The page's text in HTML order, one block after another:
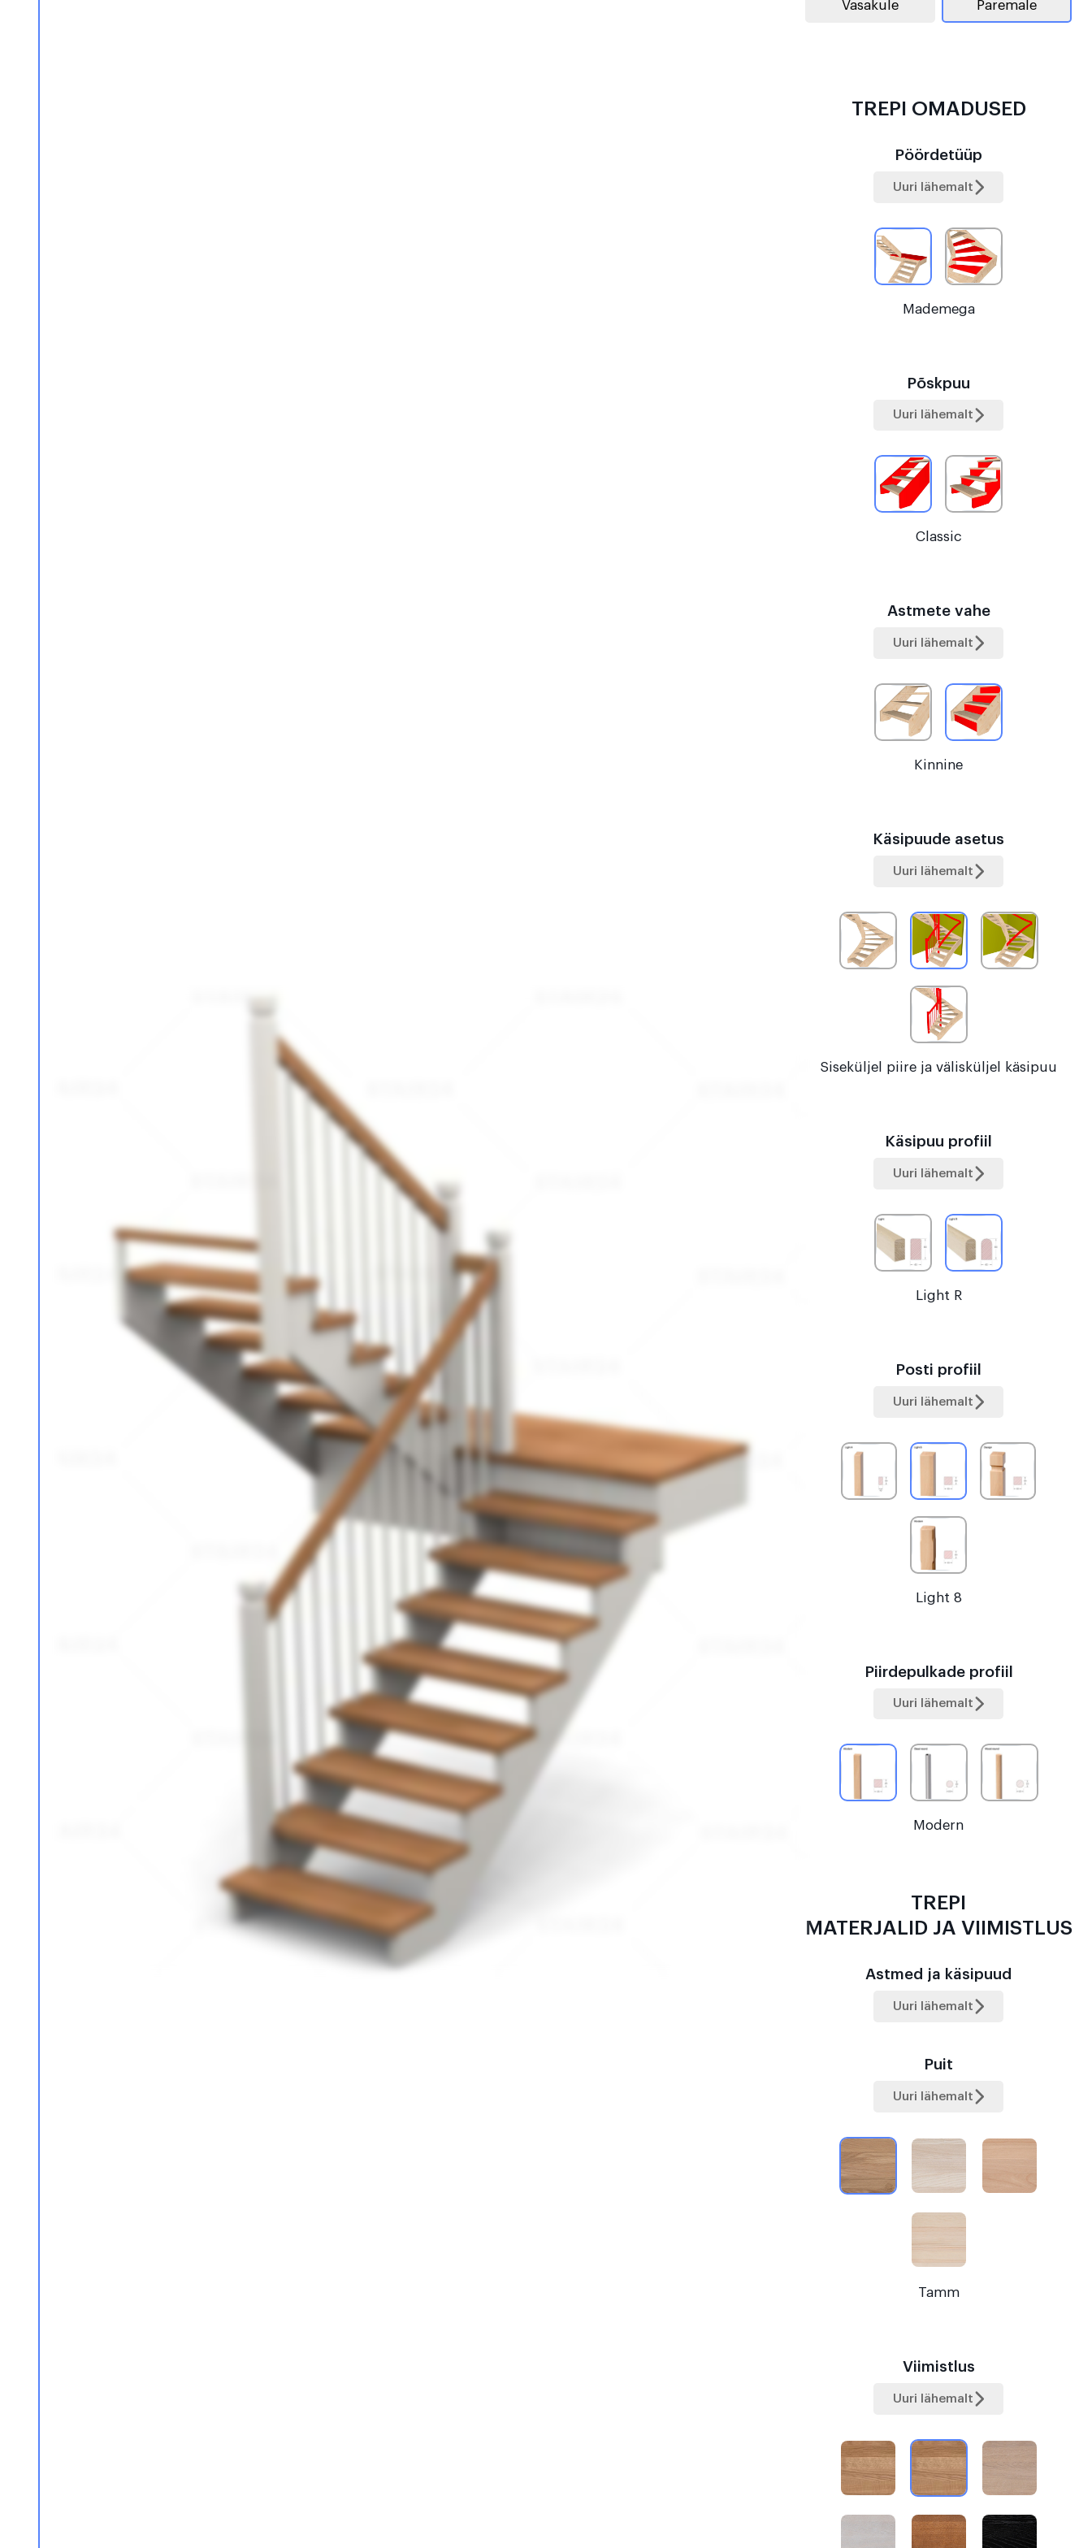
Vasakule Paremale
TREPI OMADUSED
Pöördetüüp
Uuri lähemalt
Mademega
Põskpuu
Uuri lähemalt
Classic
Astmete vahe
Uuri lähemalt
Kinnine
Käsipuude asetus
Uuri lähemalt
Siseküljel piire ja välisküljel käsipuu
Käsipuu profiil
Uuri lähemalt
Light R
Posti profiil
Uuri lähemalt
Light 8
Piirdepulkade profiil
Uuri lähemalt
Modern
TREPI
MATERJALID JA VIIMISTLUS
Astmed ja käsipuud
Uuri lähemalt
Puit
Uuri lähemalt
Tamm
Viimistlus
Uuri lähemalt